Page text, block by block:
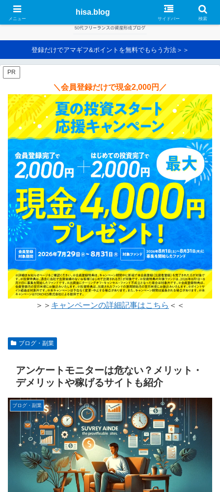
登録だけでアマギフ&ポイントを無料でもらう方法＞＞
PR
＼会員登録だけで現金2,000円／
＞＞ キャンペーンの詳細記事はこちら ＜＜
ブログ・副業
アンケートモニターは危ない？メリット・
デメリットや稼げるサイトも紹介
ブログ・副業
メニュー
hisa.blog
サイドバー 検索